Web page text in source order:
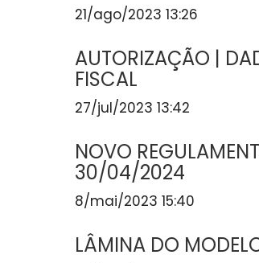
21/ago/2023 13:26
AUTORIZAÇÃO |
FISCAL
27/jul/2023 13:42
NOVO
30/04/2024
8/mai/2023 15:40
LÂMINA DO